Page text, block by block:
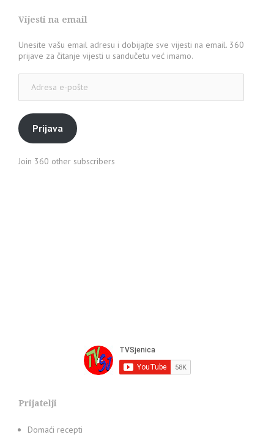
Vijesti na email
Unesite vašu email adresu i dobijajte sve vijesti na email. 360
prijave za čitanje vijesti u sandučetu već imamo.
pošte
Prijava
Join 360 other subscribers
Prijatelji
Domaći recepti